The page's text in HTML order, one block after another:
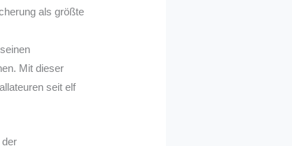
als größte
Mit dieser
seit elf